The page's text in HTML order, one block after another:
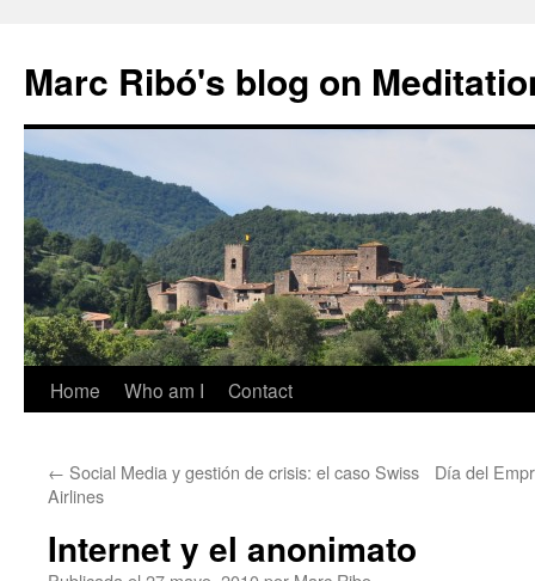
Marc Ribó's blog on
Saltar
contenido
Home Who am I Contact
← Social Media y gestión de crisis: el caso Swiss
Airlines
Día del
Internet y el anonimato